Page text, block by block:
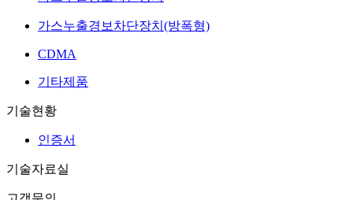
가스누출경보차단장치(방폭형)
CDMA
기타제품
기술현황
인증서
기술자료실